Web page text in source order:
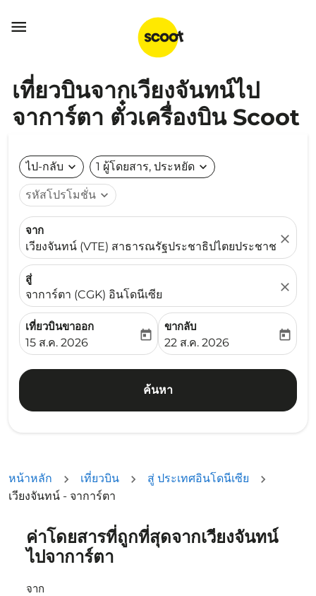

เที่ยวบินจากเวียงจันทน์ไป
จาการ์ตา ตั๋วเครื่องบิน Scoot
ไป-กลับ expand_more 1 ผู้โดยสาร, ประหยัด expand_more
รหัสโปรโมชั่น expand_more
จาก
เวียงจันทน์ (VTE) สาธารณรัฐประชาธิปไตยประชาชนลาว
close
สู่
จาการ์ตา (CGK) อินโดนีเซีย
close
เที่ยวบินขาออก
fc-booking-departure-date-aria-label
15 ส.ค. 2026
today
ขากลับ
fc-booking-return-date-
22 ส.ค. 2026
today
ค้นหา
หน้าหลัก เที่ยวบิน
สู่ ประเทศอินโดนีเซีย
เวียงจันทน์ - จาการ์ตา
ค่าโดยสารที่ถูกที่สุดจากเวียงจันทน์
ไปจาการ์ตา
จาก
ลองอัปเดตเส้นทางของคุณ (ต้นทางและ/หรือปลายทาง) หรื